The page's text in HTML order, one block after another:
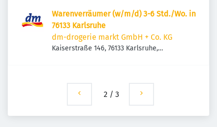
Warenverräumer (w/m/d) 3-6 Std./Wo. in
76133 Karlsruhe
dm-drogerie markt GmbH + Co. KG
Kaiserstraße 146, 76133 Karlsruhe,
2 / 3